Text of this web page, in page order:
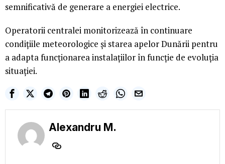
semnificativă de generare a energiei electrice.
Operatorii centralei monitorizează în continuare
condițiile meteorologice și starea apelor Dunării pentru
a adapta funcționarea instalațiilor în funcție de evoluția
situației.
Alexandru M.